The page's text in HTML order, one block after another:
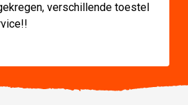
verschillende toestel